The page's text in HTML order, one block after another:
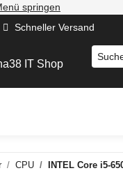
springen
Schneller Versand
CPU INTEL Core i5-